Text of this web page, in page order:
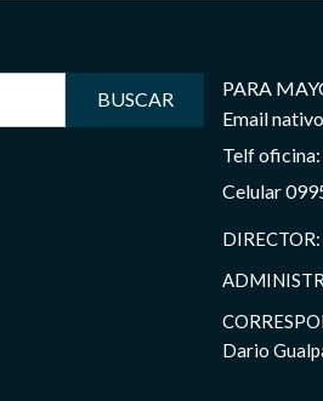
PARA
Email
Telf
Celular
Dario